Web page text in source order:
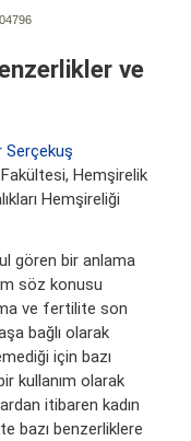
ve
Serçekuş
Hemşirelik
Hemşireliği
gören bir anlama
söz konusu
ve fertilite son
bağlı olarak
için bazı
kullanım olarak
itibaren kadın
bazı benzerliklere